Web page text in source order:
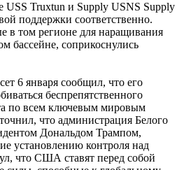
Truxtun и Supply USNS Supply
поддержки соответственно.
в том регионе для наращивания
бассейне, соприкоснулись
6 января сообщил, что его
беспрепятственного
по всем ключевым мировым
что администрация Белого
Дональдом Трампом,
установлению контроля над
что США ставят перед собой